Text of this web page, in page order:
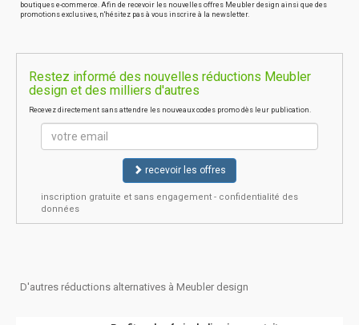
boutiques e-commerce. Afin de recevoir les nouvelles offres Meubler design ainsi que des
promotions exclusives, n'hésitez pas à vous inscrire à la newsletter.
Restez informé des nouvelles réductions Meubler
design et des milliers d'autres
Recevez directement sans attendre les nouveaux codes promo dès leur publication.
recevoir les offres
inscription gratuite et sans engagement - confidentialité des
données
D'autres réductions alternatives à Meubler design